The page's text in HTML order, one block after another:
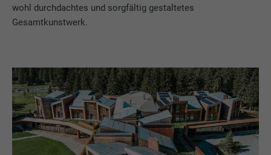
wohl durchdachtes und sorgfältig gestaltetes
Gesamtkunstwerk.